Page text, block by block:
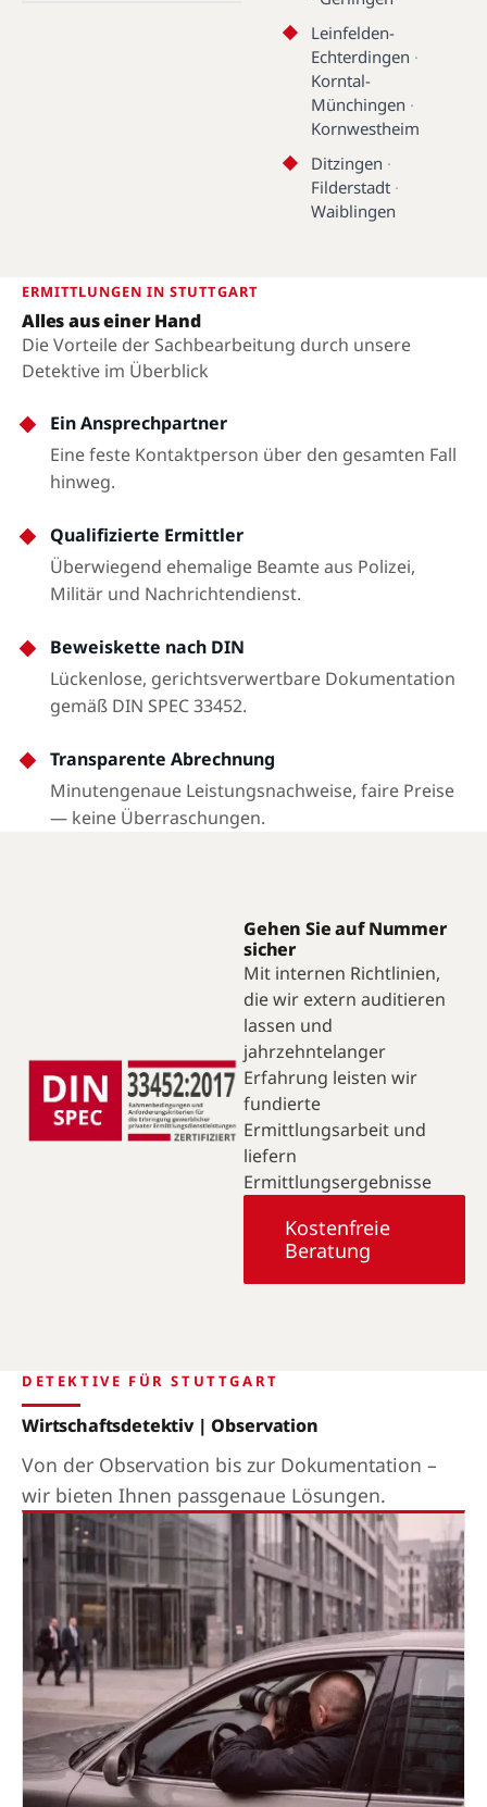
Leinfelden-
Echterdingen ·
Korntal-
Münchingen ·
Kornwestheim
Ditzingen ·
Filderstadt ·
Waiblingen
ERMITTLUNGEN IN STUTTGART
Alles aus einer Hand
Die Vorteile der Sachbearbeitung durch unsere
Detektive im Überblick
Ein Ansprechpartner
Eine feste Kontaktperson über den gesamten Fall
hinweg.
Qualifizierte Ermittler
Überwiegend ehemalige Beamte aus Polizei,
Militär und Nachrichtendienst.
Beweiskette nach DIN
Lückenlose, gerichtsverwertbare Dokumentation
gemäß DIN SPEC 33452.
Transparente Abrechnung
Minutengenaue Leistungsnachweise, faire Preise
— keine Überraschungen.
Gehen Sie auf Nummer
sicher
Mit internen Richtlinien,
die wir extern auditieren
lassen und
jahrzehntelanger
Erfahrung leisten wir
fundierte
Ermittlungsarbeit und
liefern
Ermittlungsergebnisse
Kostenfreie
Beratung
DETEKTIVE FÜR STUTTGART
Wirtschaftsdetektiv | Observation
Von der Observation bis zur Dokumentation –
wir bieten Ihnen passgenaue Lösungen.